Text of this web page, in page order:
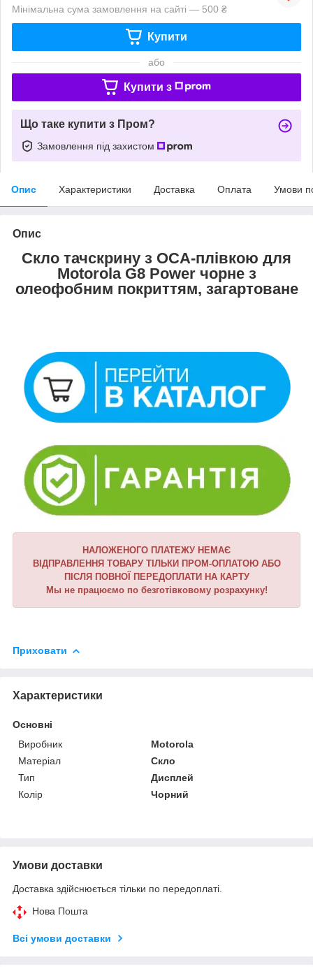
Мінімальна сума замовлення на сайті — 500 ₴
Купити
або
Купити з
Що таке купити з Пром?
Замовлення під захистом
Опис Характеристики Доставка Оплата Умови
Опис
Скло тачскрину з OCA-плівкою для
Motorola G8 Power чорне з
олеофобним покриттям, загартоване
НАЛОЖЕНОГО ПЛАТЕЖУ НЕМАЄ
ВІДПРАВЛЕННЯ ТОВАРУ ТІЛЬКИ ПРОМ-ОПЛАТОЮ АБО
ПІСЛЯ ПОВНОЇ ПЕРЕДОПЛАТИ НА КАРТУ
Мы не працюємо по безготівковому розрахунку!
Приховати
Характеристики
Основні
Виробник
Motorola
Матеріал
Скло
Тип
Дисплей
Колір
Чорний
Умови доставки
Доставка здійснюється тільки по передоплаті.
Нова Пошта
Всі умови доставки